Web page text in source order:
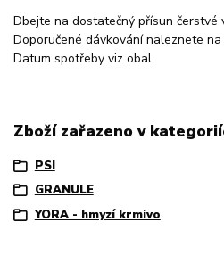
Dbejte na dostatečný přísun čerstvé
Doporučené dávkování naleznete
Datum spotřeby viz obal.
Zboží zařazeno v
PSI
GRANULE
YORA - hmyzí krmivo